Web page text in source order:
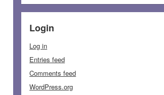
Login
Log in
Entries feed
Comments feed
WordPress.org